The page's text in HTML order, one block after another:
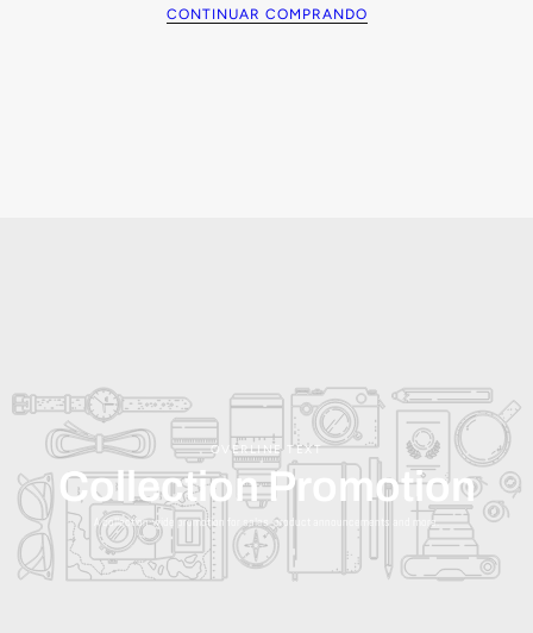
CONTINUAR COMPRANDO
Collection Promotion
OVERLINE TEXT
A collection-wide promotion for sales, product announcements and more.